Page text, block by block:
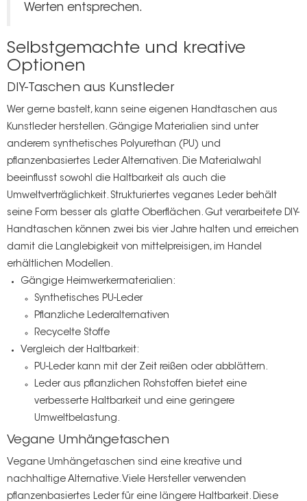
Werten entsprechen.
Selbstgemachte und kreative
Optionen
DIY-Taschen aus Kunstleder
Wer gerne bastelt, kann seine eigenen Handtaschen aus
Kunstleder herstellen. Gängige Materialien sind unter
anderem synthetisches Polyurethan (PU) und
pflanzenbasiertes LederAlternativen. Die Materialwahl
beeinflusst sowohl die Haltbarkeit als auch die
Umweltverträglichkeit. Strukturiertes veganes Leder behält
seine Form besser als glatte Oberflächen. Gut verarbeitete DIY-
Handtaschen können zwei bis vier Jahre halten und erreichen
damit die Langlebigkeit von mittelpreisigen, im Handel
erhältlichen Modellen.
Gängige Heimwerkermaterialien:
Synthetisches PU-Leder
Pflanzliche Lederalternativen
Recycelte Stoffe
Vergleich der Haltbarkeit:
PU-Leder kann mit der Zeit reißen oder abblättern.
Leder aus pflanzlichen Rohstoffen bietet eine
verbesserte Haltbarkeit und eine geringere
Umweltbelastung.
Vegane Umhängetaschen
Vegane Umhängetaschen sind eine kreative und
nachhaltige Alternative. Viele Hersteller verwenden
pflanzenbasiertes Leder für eine längere Haltbarkeit. Diese